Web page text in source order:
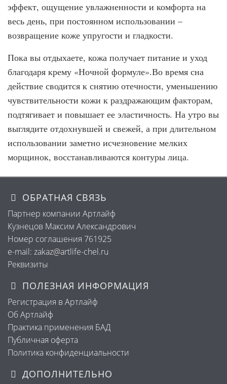
эффект, ощущение увлажненности и комфорта на
весь день, при постоянном использовании –
возвращение коже упругости и гладкости.
Пока вы отдыхаете, кожа получает питание и уход
благодаря крему «Ночной формуле».Во время сна
действие сводится к снятию отечности, уменьшению
чувствительности кожи к раздражающим факторам,
подтягивает и повышает ее эластичность. На утро вы
выглядите отдохнувшей и свежей, а при длительном
использовании заметно исчезновение мелких
морщинок, восстанавливаются контуры лица.
ОБРАТНАЯ СВЯЗЬ
Партнер компании Артлайф
Кузнецов Максим Александрович
Номер соглашения 761925
e-mail: zakaz@artlife-chel.ru
Реквизиты
ПОЛЕЗНАЯ ИНФОРМАЦИЯ
Регистрация в Артлайф
Об Артлайф
Практика применения БАД
Публичная оферта
Политика конфиденциальности
ДОПОЛНИТЕЛЬНО